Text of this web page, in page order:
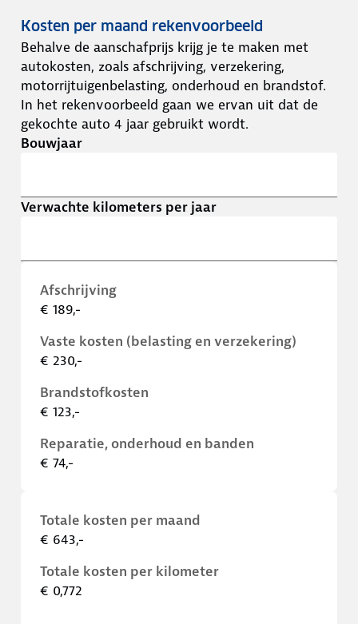
Kosten per maand rekenvoorbeeld
Behalve de aanschafprijs krijg je te maken met
autokosten, zoals afschrijving, verzekering,
motorrijtuigenbelasting, onderhoud en brandstof.
In het rekenvoorbeeld gaan we ervan uit dat de
gekochte auto 4 jaar gebruikt wordt.
Bouwjaar
Verwachte kilometers per jaar
Afschrijving
€ 189,-
Vaste kosten (belasting en verzekering)
€ 230,-
Brandstofkosten
€ 123,-
Reparatie, onderhoud en banden
€ 74,-
Totale kosten per maand
€ 643,-
Totale kosten per kilometer
€ 0,772